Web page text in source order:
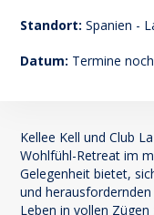
Standort: Spanien -
Datum: Termine
Kellee Kell und Club
Wohlfühl-Retreat im
Gelegenheit bietet,
und
Leben in vollen